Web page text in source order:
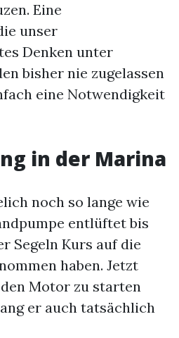
Eine
unser
Denken unter
bisher nie zugelassen
eine Notwendigkeit
in der Marina
noch so lange wie
entlüftet bis
Segeln Kurs auf die
haben. Jetzt
Motor zu starten
er auch tatsächlich